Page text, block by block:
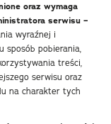
oraz wymaga
serwisu –
wyraźnej i
sposób pobierania,
treści,
serwisu oraz
na charakter tych